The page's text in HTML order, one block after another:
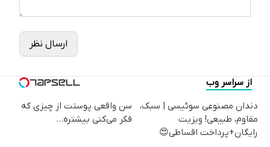
ارسال نظر
از سراسر وب
دندان مصنوعی سوئیسی | سبک،
مقاوم، طبیعی! ویزیت
رایگان+پرداخت اقساطی😍
سن واقعی پوستت از چیزی که
فکر می‌کنی بیشتره...